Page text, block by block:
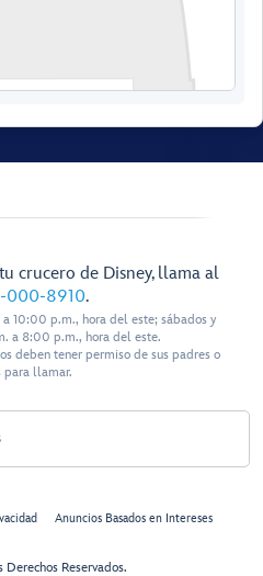
Disney
Elevator
crucero de Disney, llama al
000-8910.
10:00 p.m., hora del este; sábados y
a 8:00 p.m., hora del este.
deben tener permiso de sus padres o
para llamar.
Anuncios Basados en Intereses
Derechos Reservados.